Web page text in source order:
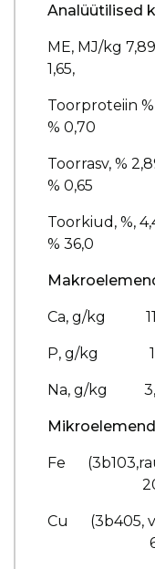
Analüütilised
ME, MJ/
1,65,
% 0,70
% 0,65
% 36,0
Ca,
P, g/
Na, g/kg
Fe
200
Cu (3b405,
68